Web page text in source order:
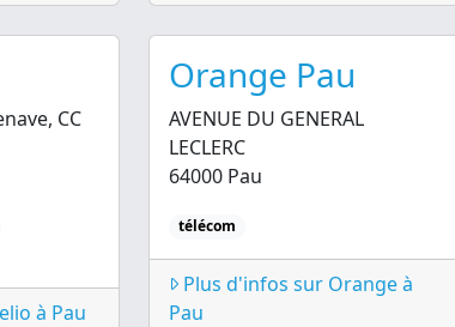
CC
à Pau
Orange Pau
AVENUE DU GENERAL
LECLERC
64000 Pau
télécom
Plus d'infos sur Orange à
Pau